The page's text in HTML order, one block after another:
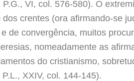
P.G., VI, col. 576-580). O
crentes (ora afirmando-se
de convergência, muitos
nomeadamente as
do cristianismo,
XXIV, col. 144-145).